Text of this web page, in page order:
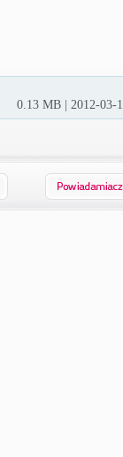
0.13 MB | 2012-03-